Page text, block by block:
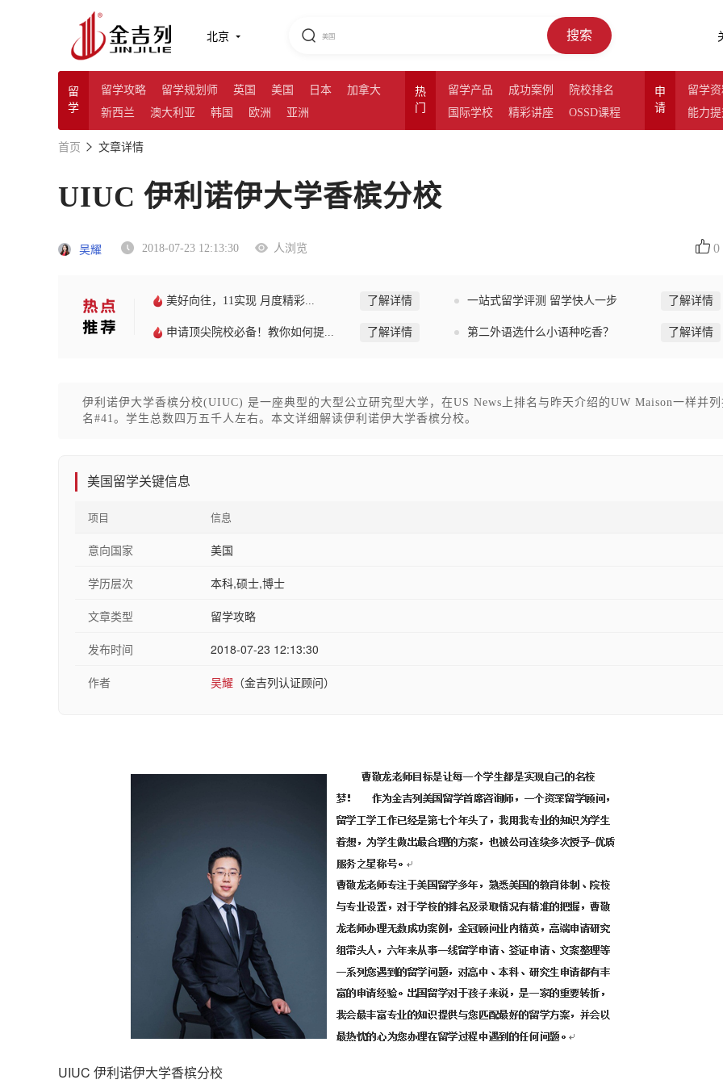
北京 搜索
留
学
留学攻略 留学规划师 英国 美国 日本
加拿大
新西兰
澳大利亚 韩国 欧洲 亚洲
热
门
留学产品 成功案例
院校排名
国际学校
精彩讲座 OSSD课程
申
请
留学
能力
首页 文章详情
UIUC 伊利诺伊大学香槟分校
吴耀 2018-07-23 12:13:30 人浏览 0
美好向往，11实现 月度精彩... 了解详情 一站式留学评测 留学快人一步 了解详情
申请顶尖院校必备！教你如何提... 了解详情 第二外语选什么小语种吃香？ 了解详情
伊利诺伊大学香槟分校(UIUC) 是一座典型的大型公立研究型大学，在US News上排名与昨天介绍的UW Maison一样并列
名#41。学生总数四万五千人左右。本文详细解读伊利诺伊大学香槟分校。
美国留学关键信息
项目 信息
意向国家 美国
学历层次 本科,硕士,博士
文章类型 留学攻略
发布时间 2018-07-23 12:13:30
作者 吴耀 （金吉列认证顾问）
UIUC 伊利诺伊大学香槟分校